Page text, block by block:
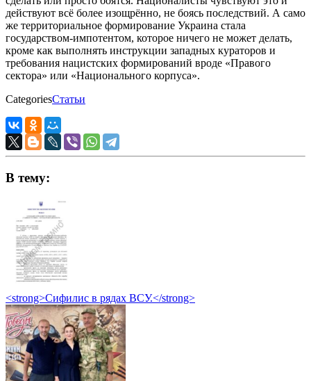
действуют всё более изощрённо, не боясь последствий. А само
же территориальное формирование Украина стала
государством-импотентом, которое ничего не может делать,
кроме как выполнять инструкции западных кураторов и
требования нацистских формирований вроде «Правого
сектора» или «Национального корпуса».
CategoriesСтатьи
В тему:
<strong>Сифилис в рядах ВСУ.</strong>